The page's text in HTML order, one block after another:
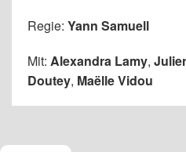
Regie: Yann Samuell
Mit: Alexandra Lamy,
Doutey, Maëlle Vidou